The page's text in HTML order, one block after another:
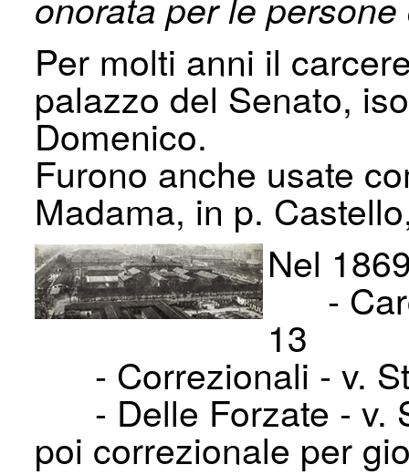
Per molti anni il
palazzo del Senato,
Domenico.
Furono anche usate
Madama, in p.
Nel
-
13
- Correzionali - v.
- Delle Forzate - v.
poi correzionale per